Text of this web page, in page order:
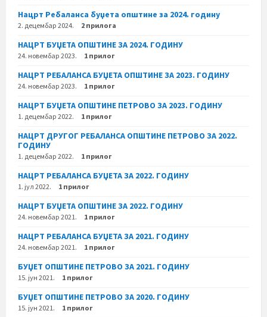
Нацрт Ребаланса буџета општине за 2024. годину
2. децембар 2024. 2 прилога
НАЦРТ БУЏЕТА ОПШТИНЕ ЗА 2024. ГОДИНУ
24. новембар 2023. 1 прилог
НАЦРТ РЕБАЛАНСА БУЏЕТА ОПШТИНЕ ЗА 2023. ГОДИНУ
24. новембар 2023. 1 прилог
НАЦРТ БУЏЕТА ОПШТИНЕ ПЕТРОВО ЗА 2023. ГОДИНУ
1. децембар 2022. 1 прилог
НАЦРТ ДРУГОГ РЕБАЛАНСА ОПШТИНЕ ПЕТРОВО ЗА 2022.
ГОДИНУ
1. децембар 2022. 1 прилог
НАЦРТ РЕБАЛАНСА БУЏЕТА ЗА 2022. ГОДИНУ
1. јул 2022. 1 прилог
НАЦРТ БУЏЕТА ОПШТИНЕ ЗА 2022. ГОДИНУ
24. новембар 2021. 1 прилог
НАЦРТ РЕБАЛАНСА БУЏЕТА ЗА 2021. ГОДИНУ
24. новембар 2021. 1 прилог
БУЏЕТ ОПШТИНЕ ПЕТРОВО ЗА 2021. ГОДИНУ
15. јун 2021. 1 прилог
БУЏЕТ ОПШТИНЕ ПЕТРОВО ЗА 2020. ГОДИНУ
15. јун 2021. 1 прилог